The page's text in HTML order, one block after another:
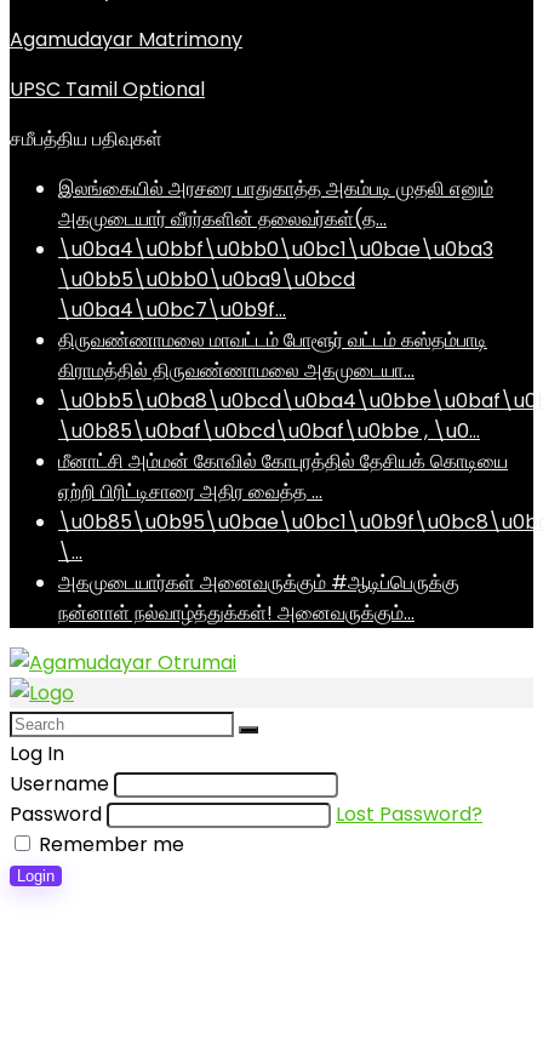
Agamudayar Matrimony
UPSC Tamil Optional
சமீபத்திய பதிவுகள்
இலங்கையில் அரசரை பாதுகாத்த அகம்படி முதலி எனும்
அகமுடையார் வீரர்களின் தலைவர்கள்(த…
\u0ba4\u0bbf\u0bb0\u0bc1\u0bae\u0ba3
\u0bb5\u0bb0\u0ba9\u0bcd
\u0ba4\u0bc7\u0b9f…
திருவண்ணாமலை மாவட்டம் போளூர் வட்டம் கஸ்தம்பாடி
கிராமத்தில் திருவண்ணாமலை அகமுடையா…
\u0b85\u0baf\u0bcd\u0baf\u0bbe , \u0…
மீனாட்சி அம்மன் கோவில் கோபுரத்தில் தேசியக் கொடியை
ஏற்றி பிரிட்டிசாரை அதிர வைத்த …
\…
அகமுடையார்கள் அனைவருக்கும் #ஆடிப்பெருக்கு
நன்னாள் நல்வாழ்த்துக்கள்! அனைவருக்கும்…
Log In
Username
Password
Lost Password?
Remember me
Login